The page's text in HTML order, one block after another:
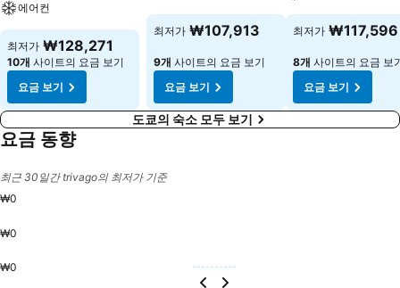
에어컨
최저가 ₩128,271
10개 사이트의 요금 보기
요금 보기
최저가 ₩107,913
9개 사이트의 요금 보기
요금 보기
최저가 ₩117,596
8개 사이트의 요금 보
요금 보기
도쿄의 숙소 모두 보기
요금 동향
최근 30일간 trivago의 최저가 기준
₩0
₩0
₩0